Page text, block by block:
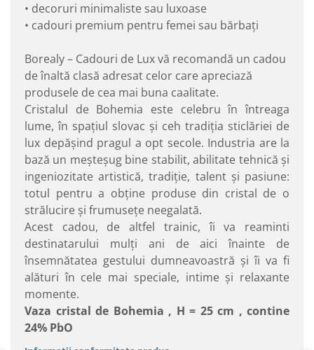
• decoruri minimaliste sau luxoase
• cadouri premium pentru femei sau bărbați
Borealy – Cadouri de Lux vă recomandă un cadou
de înaltă clasă adresat celor care apreciază
produsele de cea mai buna caalitate.
Cristalul de Bohemia este celebru în întreaga
lume, în spaţiul slovac şi ceh tradiţia sticlăriei de
lux depăşind pragul a opt secole. Industria are la
bază un meşteşug bine stabilit, abilitate tehnică şi
ingeniozitate artistică, tradiţie, talent şi pasiune:
totul pentru a obţine produse din cristal de o
strălucire şi frumuseţe neegalată.
Acest cadou, de altfel trainic, îi va reaminti
destinatarului mulţi ani de aici înainte de
însemnătatea gestului dumneavoastră şi îi va fi
alături în cele mai speciale, intime şi relaxante
momente.
Vaza cristal de Bohemia , H = 25 cm , contine
24% PbO